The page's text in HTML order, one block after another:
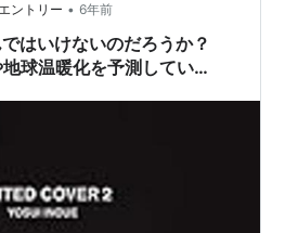
ントリー • 6年前
はいけないのだろうか？
球温暖化を予測してい